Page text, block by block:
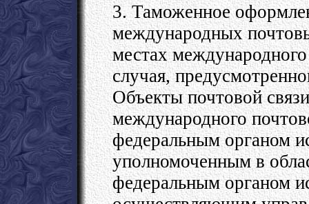
3. Таможенное
международных
местах
случая,
Объекты почтовой
международного
федеральным органом
уполномоченным в
федеральным органом